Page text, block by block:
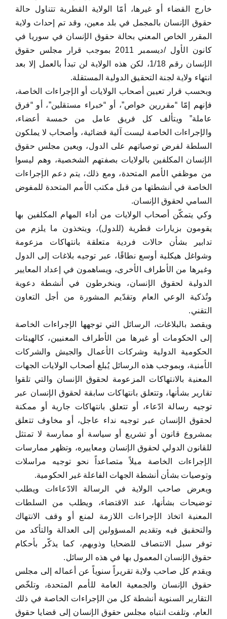
خارج القضاء أو غيرها، أمّا الولاية القطرية تتناول حالة
حقوق الإنسان بالمجمل في بلد معين، وقد تم إحداث ولاية
المقرر الخاص المعني بحالة حقوق الإنسان في سوريا في
كانون الأول /ديسمبر 2011 بموجب قرار مجلس حقوق
الإنسان رقم 1/18، لكن هذه الولاية لن تبدأ بالعمل إلا بعد
انتهاء ولاية لجنة التحقيق الدولية المستقلة.
وبحسب قرار تعيين أصحاب الولايات أو الإجراءات الخاصة،
فإنهم إمّا “مقررين خواص”، أو “خبراء مستقلين”، أو “فرق
عاملة” ويتألف كل فريق عامل من خمسة أعضاء،
والإجراءات الخاصة ليست آلية قضائية، وأصحاب لا يملكون
السلطة لفرض توصياتهم على الدول، ويعين مجلس حقوق
الإنسان المكلفين بالولايات بصفتهم الشخصية، وهم ليسوا
من موظفي الأمم المتحدة، ومع ذلك، يتم دعم الإجراءات
الخاصة في أنشطتها من قبل مكتب الأمم المتحدة للمفوض
السامي لحقوق الإنسان.
وكي يتمكّن أصحاب الولايات من أداء المهام المكلفين بها
يقومون بزيارات قطرية (للدول)، ويتخذون ما يلزم من
تدابير بشأن حالات فردية متعلقة بانتهاكات مزعومة
وشواغل هيكلية أوسع نطاقًا، عبر توجيه بلاغات إلى الدول
وغيرها من الأطراف الأخرى، ويساهمون في إعداد المعايير
الدولية لحقوق الإنسان، وينخرطون في أنشطة دعوية
وتُذكية الوعي العام وتقدّيم المشورة من أجل التعاون
التقني.
ويقصد بالبلاغات، الرسائل التي توجهها الإجراءات الخاصة
إلى الحكومات أو غيرها من الأطراف المعنيين، كالهيئات
الحكومية الدولية وشركات الأعمال والجيش والشركات
الأمنية، وبموجب هذه الرسائل يُبلغ أصحاب الولايات الجهات
المعنية بالانتهاكات المزعومة لحقوق الإنسان والتي تلقوا
تقارير بشأنها، وتتعلق بانتهاكات سابقة لحقوق الإنسان عبر
توجيه رسالة ادّعاء، أو تتعلق بانتهاكات جارية أو ممكنة
لحقوق الإنسان عبر توجيه نداء عاجل، أو مخاوف تتعلق
بمشروع قانون أو تشريع أو سياسة أو ممارسة لا تمتثل
للقانون الدولي لحقوق الإنسان ومعاييره، وتظهر ممارسات
الإجراءات الخاصة ميلاً متصاعداً نحو توجيه مراسلات
وتوصيات بشأن أنشطة الجهات الفاعلة غير الحكومية.
ويعرض صاحب الولاية في الرسالة الادّعاءات ويطلب
توضيحات بشأنها، عند الاقتضاء، ويطلب من السلطات
المعنية اتخاذ الإجراءات اللازمة لمنع أو وقف الانتهاك
والتحقيق فيه وتقديم المسؤولين إلى العدالة والتأكد من
توفر سبل الانتصاف للضحايا وذويهم، كما يذكّر بأحكام
حقوق الإنسان المعمول بها في هذه الرسائل.
ويقدم كل صاحب ولاية تقريراً سنوياً عن أعماله إلى مجلس
حقوق الإنسان والجمعية العامة للأمم المتحدة، وتلخّص
التقارير السنوية أنشطة كل من الإجراءات الخاصة في ذلك
العام، وتلفت انتباه مجلس حقوق الإنسان إلى قضايا حقوق